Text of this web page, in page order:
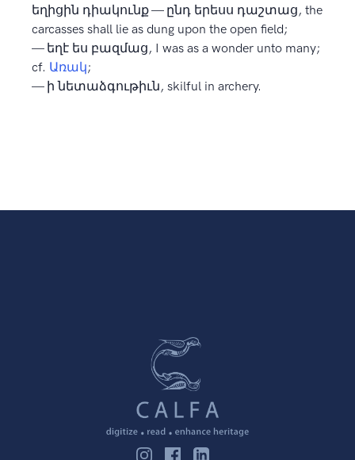
եղիցին դիակունք — ընդ երեսս դաշտաց, the
carcasses shall lie as dung upon the open field;
— եղէ ես բազմաց, I was as a wonder unto many;
cf. Առակ;
— ի նետաձգութիւն, skilful in archery.